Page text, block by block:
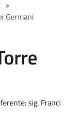
>
Germani
sig. Franci